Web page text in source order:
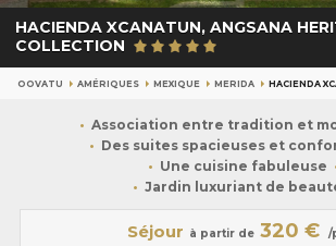
HACIENDA XCANATUN, ANGSANA
COLLECTION
OOVATU AMÉRIQUES MEXIQUE MERIDA HACIENDA
Association entre tradition et
Des suites spacieuses et
Une cuisine fabuleuse
Jardin luxuriant de
Séjour à partir de 320 €
/